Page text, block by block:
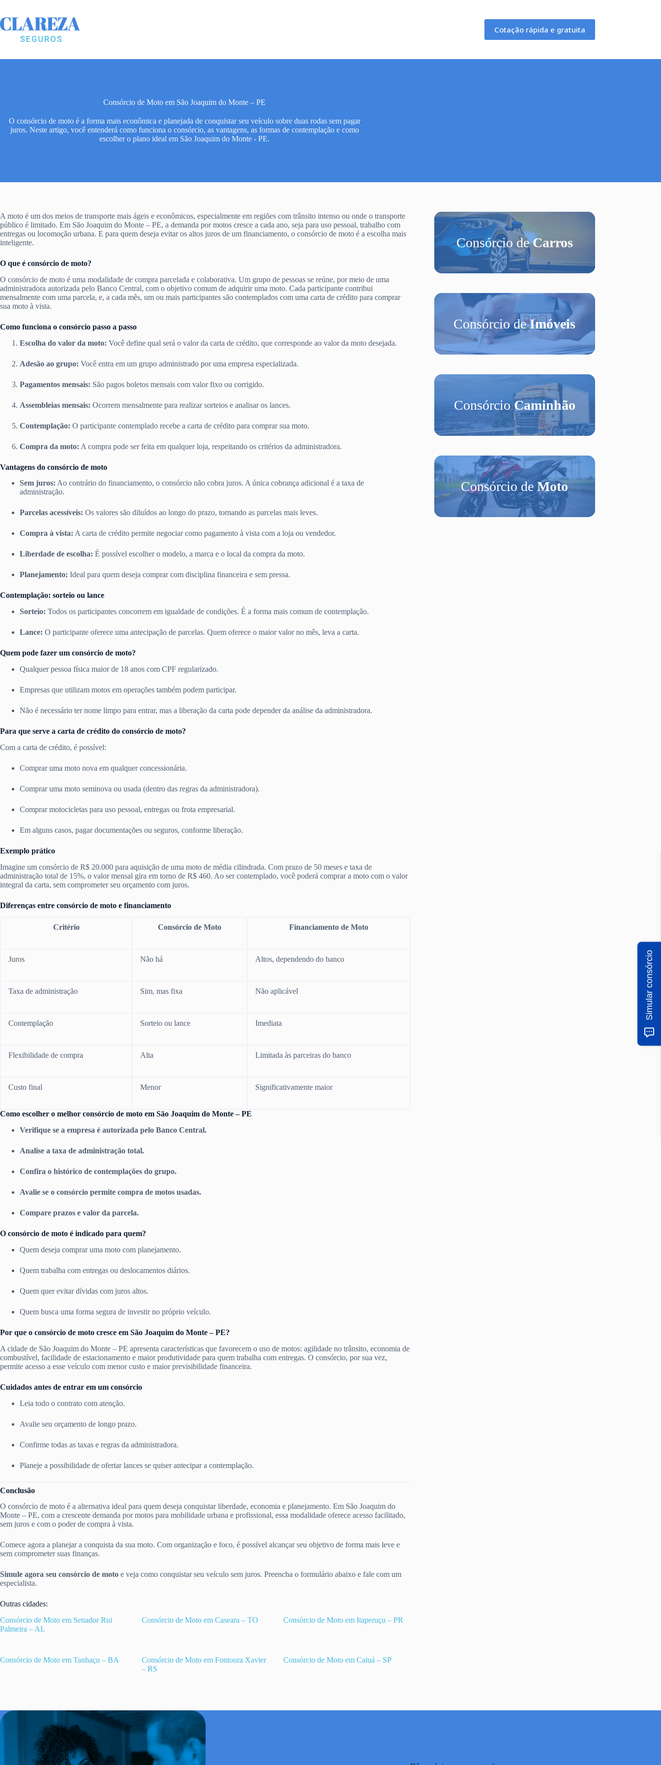
o
conteúdo
Cotação rápida e gratuita
Consórcio de Moto em São Joaquim do Monte – PE
O consórcio de moto é a forma mais econômica e planejada de conquistar seu veículo sobre duas rodas sem pagar
juros. Neste artigo, você entenderá como funciona o consórcio, as vantagens, as formas de contemplação e como
escolher o plano ideal em São Joaquim do Monte - PE.
A moto é um dos meios de transporte mais ágeis e econômicos, especialmente em regiões com trânsito intenso ou onde o transporte
público é limitado. Em São Joaquim do Monte – PE, a demanda por motos cresce a cada ano, seja para uso pessoal, trabalho com
entregas ou locomoção urbana. E para quem deseja evitar os altos juros de um financiamento, o consórcio de moto é a escolha mais
inteligente.
O que é consórcio de moto?
O consórcio de moto é uma modalidade de compra parcelada e colaborativa. Um grupo de pessoas se reúne, por meio de uma
administradora autorizada pelo Banco Central, com o objetivo comum de adquirir uma moto. Cada participante contribui
mensalmente com uma parcela, e, a cada mês, um ou mais participantes são contemplados com uma carta de crédito para comprar
sua moto à vista.
Como funciona o consórcio passo a passo
Escolha do valor da moto: Você define qual será o valor da carta de crédito, que corresponde ao valor da moto desejada.
Adesão ao grupo: Você entra em um grupo administrado por uma empresa especializada.
Pagamentos mensais: São pagos boletos mensais com valor fixo ou corrigido.
Assembleias mensais: Ocorrem mensalmente para realizar sorteios e analisar os lances.
Contemplação: O participante contemplado recebe a carta de crédito para comprar sua moto.
Compra da moto: A compra pode ser feita em qualquer loja, respeitando os critérios da administradora.
Vantagens do consórcio de moto
Sem juros: Ao contrário do financiamento, o consórcio não cobra juros. A única cobrança adicional é a taxa de
administração.
Parcelas acessíveis: Os valores são diluídos ao longo do prazo, tornando as parcelas mais leves.
Compra à vista: A carta de crédito permite negociar como pagamento à vista com a loja ou vendedor.
Liberdade de escolha: É possível escolher o modelo, a marca e o local da compra da moto.
Planejamento: Ideal para quem deseja comprar com disciplina financeira e sem pressa.
Contemplação: sorteio ou lance
Sorteio: Todos os participantes concorrem em igualdade de condições. É a forma mais comum de contemplação.
Lance: O participante oferece uma antecipação de parcelas. Quem oferece o maior valor no mês, leva a carta.
Quem pode fazer um consórcio de moto?
Qualquer pessoa física maior de 18 anos com CPF regularizado.
Empresas que utilizam motos em operações também podem participar.
Não é necessário ter nome limpo para entrar, mas a liberação da carta pode depender da análise da administradora.
Para que serve a carta de crédito do consórcio de moto?
Com a carta de crédito, é possível:
Comprar uma moto nova em qualquer concessionária.
Comprar uma moto seminova ou usada (dentro das regras da administradora).
Comprar motocicletas para uso pessoal, entregas ou frota empresarial.
Em alguns casos, pagar documentações ou seguros, conforme liberação.
Exemplo prático
Imagine um consórcio de R$ 20.000 para aquisição de uma moto de média cilindrada. Com prazo de 50 meses e taxa de
administração total de 15%, o valor mensal gira em torno de R$ 460. Ao ser contemplado, você poderá comprar a moto com o valor
integral da carta, sem comprometer seu orçamento com juros.
Diferenças entre consórcio de moto e financiamento
Critério Consórcio de Moto Financiamento de Moto
Juros Não há Altos, dependendo do banco
Taxa de administração Sim, mas fixa Não aplicável
Contemplação Sorteio ou lance Imediata
Flexibilidade de compra Alta Limitada às parceiras do banco
Custo final Menor Significativamente maior
Como escolher o melhor consórcio de moto em São Joaquim do Monte – PE
Verifique se a empresa é autorizada pelo Banco Central.
Analise a taxa de administração total.
Confira o histórico de contemplações do grupo.
Avalie se o consórcio permite compra de motos usadas.
Compare prazos e valor da parcela.
O consórcio de moto é indicado para quem?
Quem deseja comprar uma moto com planejamento.
Quem trabalha com entregas ou deslocamentos diários.
Quem quer evitar dívidas com juros altos.
Quem busca uma forma segura de investir no próprio veículo.
Por que o consórcio de moto cresce em São Joaquim do Monte – PE?
A cidade de São Joaquim do Monte – PE apresenta características que favorecem o uso de motos: agilidade no trânsito, economia de
combustível, facilidade de estacionamento e maior produtividade para quem trabalha com entregas. O consórcio, por sua vez,
permite acesso a esse veículo com menor custo e maior previsibilidade financeira.
Cuidados antes de entrar em um consórcio
Leia todo o contrato com atenção.
Avalie seu orçamento de longo prazo.
Confirme todas as taxas e regras da administradora.
Planeje a possibilidade de ofertar lances se quiser antecipar a contemplação.
Conclusão
O consórcio de moto é a alternativa ideal para quem deseja conquistar liberdade, economia e planejamento. Em São Joaquim do
Monte – PE, com a crescente demanda por motos para mobilidade urbana e profissional, essa modalidade oferece acesso facilitado,
sem juros e com o poder de compra à vista.
Comece agora a planejar a conquista da sua moto. Com organização e foco, é possível alcançar seu objetivo de forma mais leve e
sem comprometer suas finanças.
Simule agora seu consórcio de moto e veja como conquistar seu veículo sem juros. Preencha o formulário abaixo e fale com um
especialista.
Outras cidades:
Consórcio de Moto em Senador Rui
Palmeira – AL
Consórcio de Moto em Caseara – TO Consórcio de Moto em Itaperuçu – PR
Consórcio de Moto em Tanhaçu – BA
Consórcio de Moto em Fontoura Xavier
– RS
Consórcio de Moto em Caiuá – SP
Consórcio deCarros
Consórcio deImóveis
ConsórcioCaminhão
Consórcio deMoto
Simular consórcio